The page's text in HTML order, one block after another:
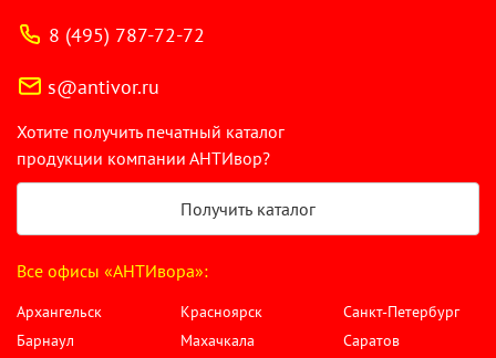
8 (495) 787-72-72
s@antivor.ru
Хотите получить печатный каталог
продукции компании АНТИвор?
Получить каталог
Все офисы «АНТИвора»:
Архангельск
Барнаул
Красноярск
Махачкала
Санкт-Петербург
Саратов